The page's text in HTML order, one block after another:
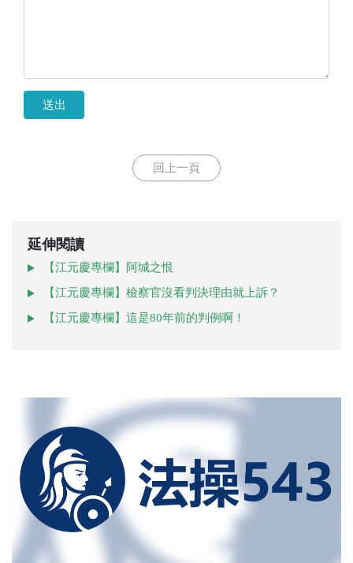
送出
回上一頁
延伸閱讀
【江元慶專欄】阿城之恨
【江元慶專欄】檢察官沒看判決理由就上訴？
【江元慶專欄】這是80年前的判例啊！